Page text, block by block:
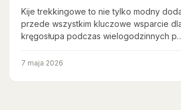
Kije trekkingowe to nie tylko modny
przede wszystkim kluczowe wsparcie
kręgosłupa podczas wielogodzinnych
7 maja 2026